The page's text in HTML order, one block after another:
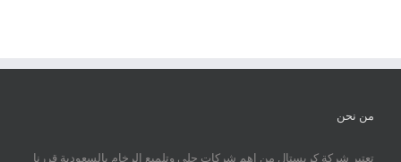
من نحن
تعتبر شركة كريستال من اهم شركات جلي وتلميع الرخام بالسعودية قررنا